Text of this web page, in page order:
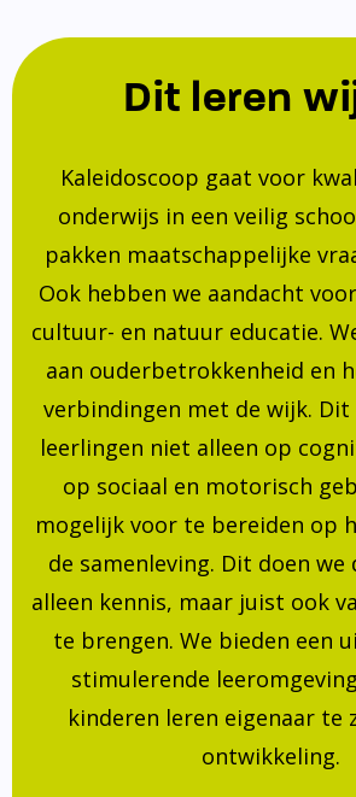
Dit leren
Kaleidoscoop gaat voor
onderwijs in een veilig
pakken maatschappelijke
Ook hebben we aandacht
cultuur- en natuur educatie.
aan ouderbetrokkenheid en
verbindingen met de wijk. Dit
leerlingen niet alleen op
op sociaal en motorisch
mogelijk voor te bereiden op
de samenleving. Dit doen
alleen kennis, maar juist ook
te brengen. We bieden een
stimulerende
kinderen leren eigenaar te
ontwikkeling.